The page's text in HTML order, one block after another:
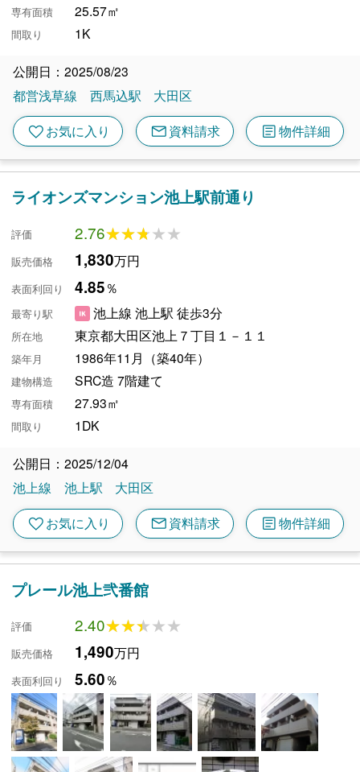
専有面積 25.57㎡
間取り 1K
公開日：2025/08/23
都営浅草線
西馬込駅 大田区
favoriteお気に入り mail資料請求 article物件詳細
ライオンズマンション池上駅前通り
評価 2.76★★★★★
★★★★★
販売価格 1,830万円
表面利回り 4.85％
最寄り駅 池上線 池上駅 徒歩3分
所在地 東京都大田区池上７丁目１－１１
築年月 1986年11月（築40年）
建物構造 SRC造 7階建て
専有面積 27.93㎡
間取り 1DK
公開日：2025/12/04
池上線
池上駅 大田区
favoriteお気に入り mail資料請求 article物件詳細
プレール池上弐番館
評価 2.40★★★★★
★★★★★
販売価格 1,490万円
表面利回り 5.60％